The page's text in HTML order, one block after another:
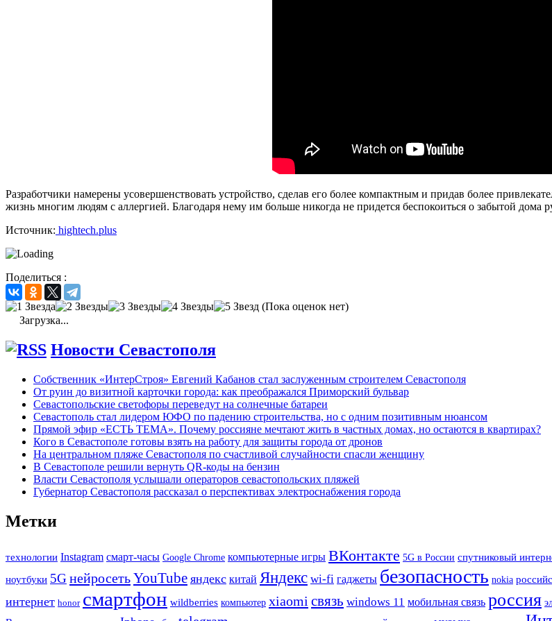
Разработчики намерены усовершенствовать устройство, сделав его более компактным и придав более
жизнь многим людям с аллергией. Благодаря нему им больше никогда не придется беспокоиться о забытой дома
Источник: hightech.plus
Поделиться :
(Пока оценок нет)
Загрузка...
Новости Севастополя
Собственник «ИнтерСтроя» Евгений Кабанов стал заслуженным строителем Севастополя
От руин до визитной карточки города: как преображался Приморский бульвар
Севастопольские светофоры переведут на солнечные батареи
Севастополь стал лидером ЮФО по падению строительства, но с одним позитивным нюансом
Прямой эфир «ЕСТЬ ТЕМА». Почему россияне мечтают жить в частных домах, но остаются в квартирах?
Кого в Севастополе готовы взять на работу для защиты города от дронов
На центральном пляже Севастополя по счастливой случайности спасли женщину
В Севастополе решили вернуть QR-коды на бензин
Власти Севастополя услышали операторов севастопольских пляжей
Губернатор Севастополя рассказал о перспективах электроснабжения города
Метки
технологии Instagram смарт-часы Google Chrome компьютерные игры ВКонтакте 5G в России спутниковый
ноутбуки 5G нейросетьYouTube яндекс китай Яндекс wi-fi гаджеты безопасность nokia
интернет honor смартфон wildberries компьютер xiaomi связь windows 11 мобильная связь россия